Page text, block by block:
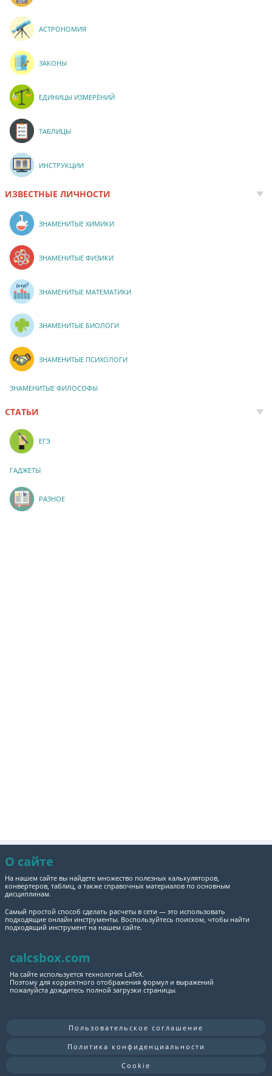
АСТРОНОМИЯ
ЗАКОНЫ
ЕДИНИЦЫ ИЗМЕРЕНИЙ
ТАБЛИЦЫ
ИНСТРУКЦИИ
ИЗВЕСТНЫЕ ЛИЧНОСТИ
ЗНАМЕНИТЫЕ ХИМИКИ
ЗНАМЕНИТЫЕ ФИЗИКИ
ЗНАМЕНИТЫЕ МАТЕМАТИКИ
ЗНАМЕНИТЫЕ БИОЛОГИ
ЗНАМЕНИТЫЕ ПСИХОЛОГИ
ЗНАМЕНИТЫЕ ФИЛОСОФЫ
СТАТЬИ
ЕГЭ
ГАДЖЕТЫ
РАЗНОЕ
О сайте
На нашем сайте вы найдете множество полезных калькуляторов,
конвертеров, таблиц, а также справочных материалов по основным
дисциплинам.
Самый простой способ сделать расчеты в сети — это использовать
подходящие онлайн инструменты. Воспользуйтесь поиском, чтобы найти
подходящий инструмент на нашем сайте.
calcsbox.com
На сайте используется технология LaTeX.
Поэтому для корректного отображения формул и выражений
пожалуйста дождитесь полной загрузки страницы.
Пользовательское соглашение
Политика конфиденциальности
Cookie